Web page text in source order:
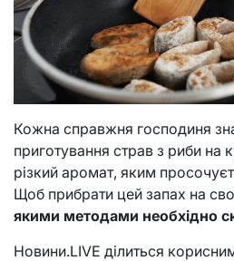
Кожна справжня господиня
приготування страв з риби на
різкий аромат, яким
Щоб прибрати цей запах на
якими методами необхідно
Новини.LIVE ділиться